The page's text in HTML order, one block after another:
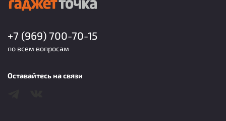
+7 (969) 700-70-15
по всем вопросам
Оставайтесь на связи